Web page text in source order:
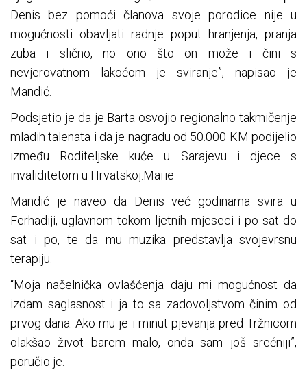
Denis bez pomoći članova svoje porodice nije u
mogućnosti obavljati radnje poput hranjenja, pranja
zuba i slično, no ono što on može i čini s
nevjerovatnom lakoćom je sviranje”, napisao je
Mandić.
Podsjetio je da je Barta osvojio regionalno takmičenje
mladih talenata i da je nagradu od 50.000 KM podijelio
između Roditeljske kuće u Sarajevu i djece s
invaliditetom u Hrvatskoj.Мапе
Mandić je naveo da Denis već godinama svira u
Ferhadiji, uglavnom tokom ljetnih mjeseci i po sat do
sat i po, te da mu muzika predstavlja svojevrsnu
terapiju.
“Moja načelnička ovlašćenja daju mi mogućnost da
izdam saglasnost i ja to sa zadovoljstvom činim od
prvog dana. Ako mu je i minut pjevanja pred Tržnicom
olakšao život barem malo, onda sam još srećniji”,
poručio je.